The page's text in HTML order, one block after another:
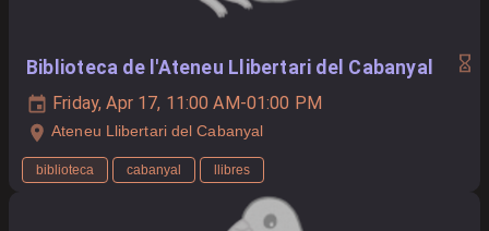
Biblioteca de l'Ateneu Llibertari del Cabanyal
Friday, Apr 17, 11:00 AM-01:00 PM
Ateneu Llibertari del Cabanyal
biblioteca cabanyal llibres